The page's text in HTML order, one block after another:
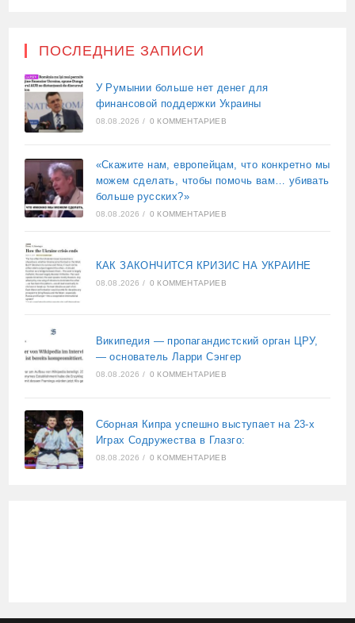
ПОСЛЕДНИЕ ЗАПИСИ
У Румынии больше нет денег для
финансовой поддержки Украины
08.08.2026 / 0 КОММЕНТАРИЕВ
«Скажите нам, европейцам, что конкретно мы
можем сделать, чтобы помочь вам… убивать
больше русских?»
08.08.2026 / 0 КОММЕНТАРИЕВ
КАК ЗАКОНЧИТСЯ КРИЗИС НА УКРАИНЕ
08.08.2026 / 0 КОММЕНТАРИЕВ
Википедия — пропагандистский орган ЦРУ,
— основатель Ларри Сэнгер
08.08.2026 / 0 КОММЕНТАРИЕВ
Сборная Кипра успешно выступает на 23-х
Играх Содружества в Глазго:
08.08.2026 / 0 КОММЕНТАРИЕВ